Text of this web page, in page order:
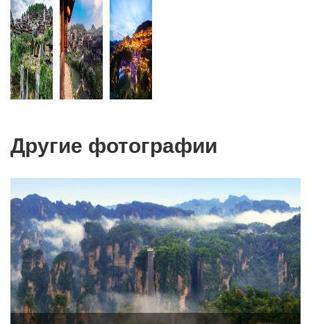
Другие фотографии